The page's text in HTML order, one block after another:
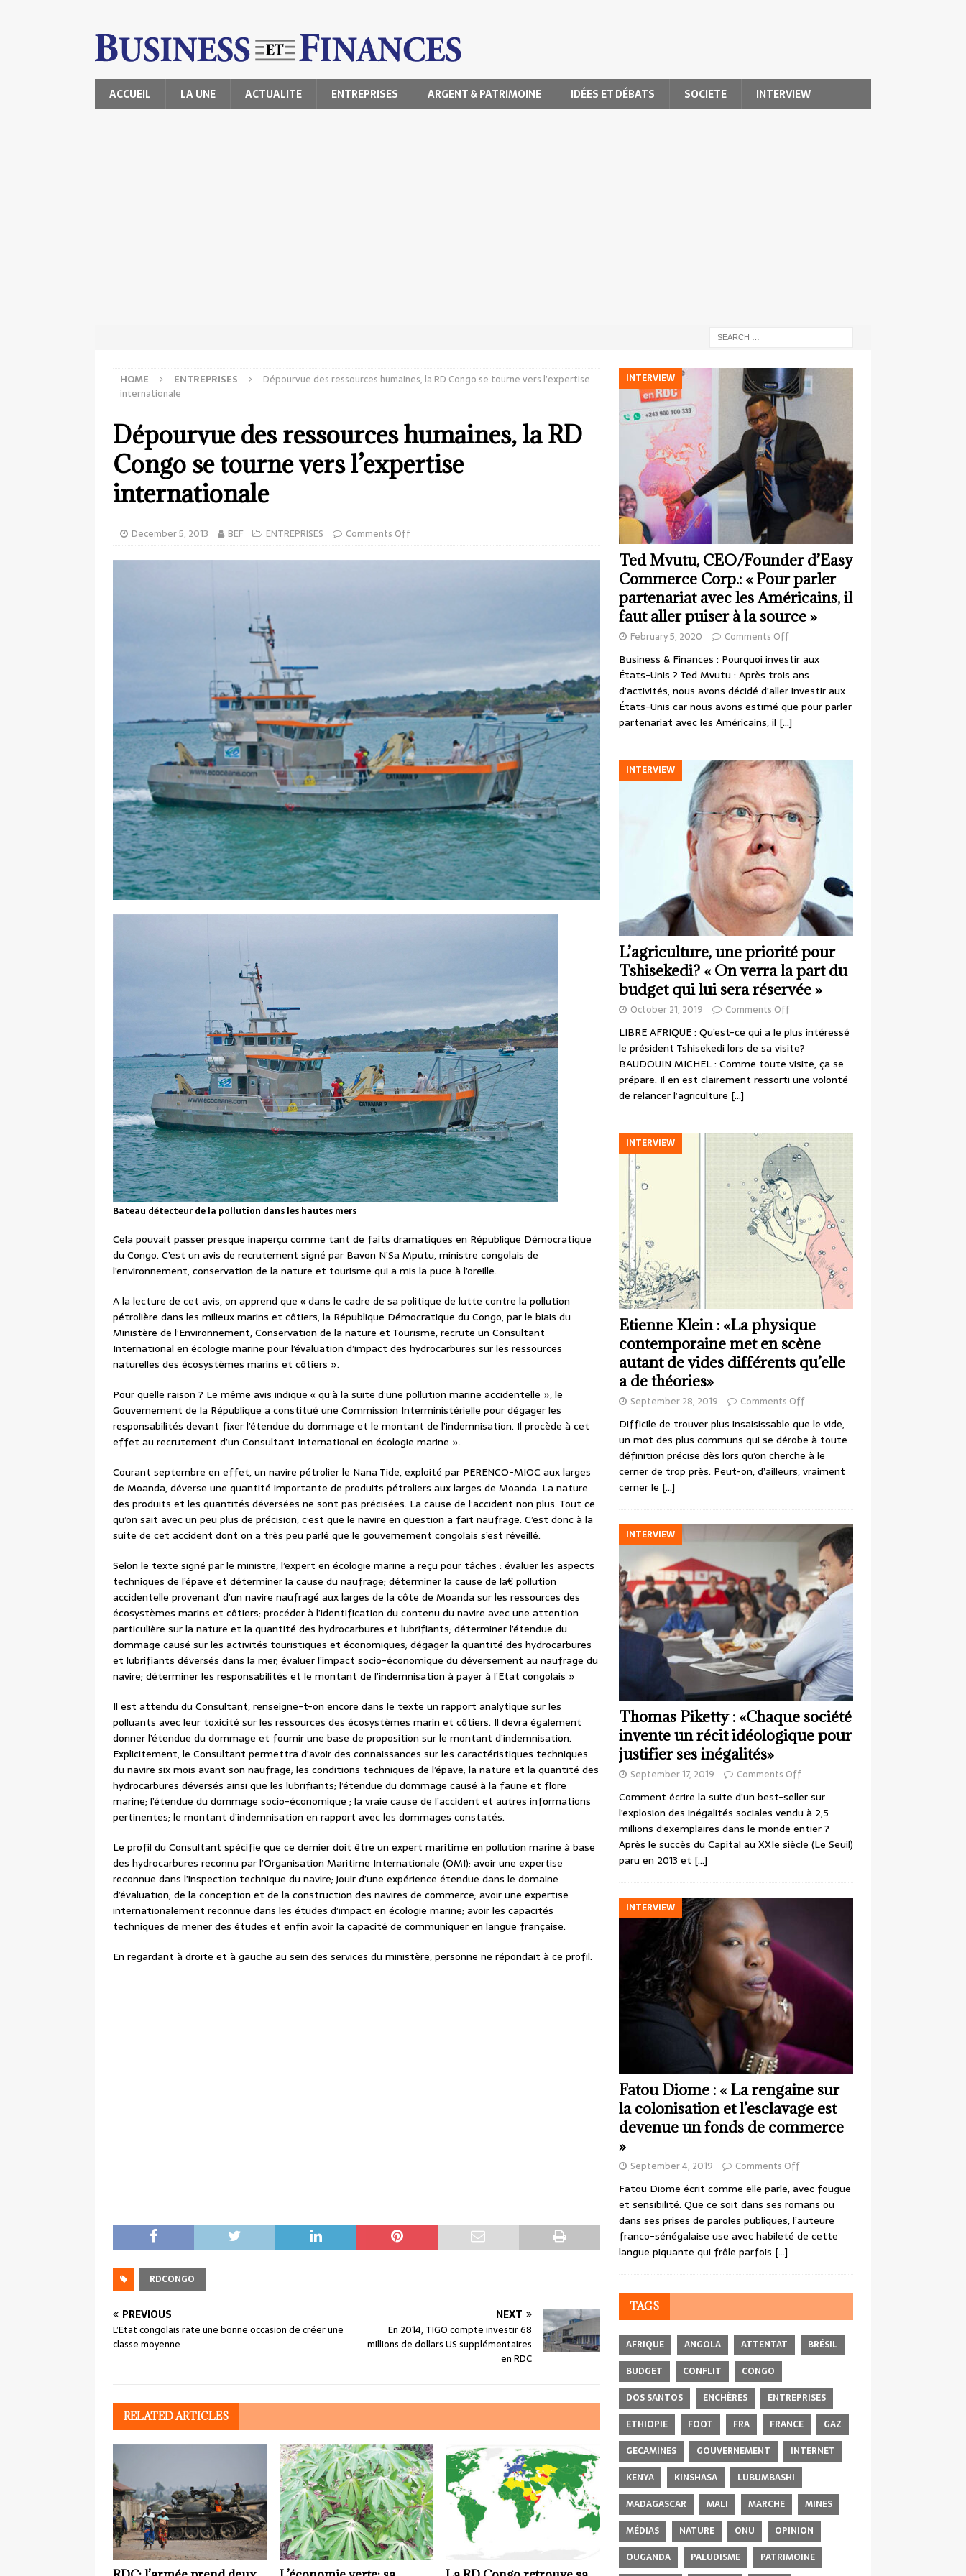
ACCUEIL LA UNE ACTUALITE ENTREPRISES ARGENT & PATRIMOINE IDÉES ET DÉBATS SOCIETE INTERVIEW
HOME ENTREPRISES
Dépourvue des ressources humaines, la RD Congo se tourne vers l’expertise
internationale
Dépourvue des ressources humaines, la RD
Congo se tourne vers l’expertise
internationale
December 5, 2013 BEF ENTREPRISES Comments Off
Bateau détecteur de la pollution dans les hautes mers
Cela pouvait passer presque inaperçu comme tant de faits dramatiques en République Démocratique
du Congo. C’est un avis de recrutement signé par Bavon N’Sa Mputu, ministre congolais de
l’environnement, conservation de la nature et tourisme qui a mis la puce à l’oreille.
A la lecture de cet avis, on apprend que « dans le cadre de sa politique de lutte contre la pollution
pétrolière dans les milieux marins et côtiers, la République Démocratique du Congo, par le biais du
Ministère de l’Environnement, Conservation de la nature et Tourisme, recrute un Consultant
International en écologie marine pour l’évaluation d’impact des hydrocarbures sur les ressources
naturelles des écosystèmes marins et côtiers ».
Pour quelle raison ? Le même avis indique « qu’à la suite d’une pollution marine accidentelle », le
Gouvernement de la République a constitué une Commission Interministérielle pour dégager les
responsabilités devant fixer l’étendue du dommage et le montant de l’indemnisation. Il procède à cet
effet au recrutement d’un Consultant International en écologie marine ».
Courant septembre en effet, un navire pétrolier le Nana Tide, exploité par PERENCO-MIOC aux larges
de Moanda, déverse une quantité importante de produits pétroliers aux larges de Moanda. La nature
des produits et les quantités déversées ne sont pas précisées. La cause de l’accident non plus. Tout ce
qu’on sait avec un peu plus de précision, c’est que le navire en question a fait naufrage. C’est donc à la
suite de cet accident dont on a très peu parlé que le gouvernement congolais s’est réveillé.
Selon le texte signé par le ministre, l’expert en écologie marine a reçu pour tâches : évaluer les aspects
techniques de l’épave et déterminer la cause du naufrage; déterminer la cause de la€ pollution
accidentelle provenant d’un navire naufragé aux larges de la côte de Moanda sur les ressources des
écosystèmes marins et côtiers; procéder à l’identification du contenu du navire avec une attention
particulière sur la nature et la quantité des hydrocarbures et lubrifiants; déterminer l’étendue du
dommage causé sur les activités touristiques et économiques; dégager la quantité des hydrocarbures
et lubrifiants déversés dans la mer; évaluer l’impact socio-économique du déversement au naufrage du
navire; déterminer les responsabilités et le montant de l’indemnisation à payer à l’Etat congolais »
Il est attendu du Consultant, renseigne-t-on encore dans le texte un rapport analytique sur les
polluants avec leur toxicité sur les ressources des écosystèmes marin et côtiers. Il devra également
donner l’étendue du dommage et fournir une base de proposition sur le montant d’indemnisation.
Explicitement, le Consultant permettra d’avoir des connaissances sur les caractéristiques techniques
du navire six mois avant son naufrage; les conditions techniques de l’épave; la nature et la quantité des
hydrocarbures déversés ainsi que les lubrifiants; l’étendue du dommage causé à la faune et flore
marine; l’étendue du dommage socio-économique ; la vraie cause de l’accident et autres informations
pertinentes; le montant d’indemnisation en rapport avec les dommages constatés.
Le profil du Consultant spécifie que ce dernier doit être un expert maritime en pollution marine à base
des hydrocarbures reconnu par l’Organisation Maritime Internationale (OMI); avoir une expertise
reconnue dans l’inspection technique du navire; jouir d’une expérience étendue dans le domaine
d’évaluation, de la conception et de la construction des navires de commerce; avoir une expertise
internationalement reconnue dans les études d’impact en écologie marine; avoir les capacités
techniques de mener des études et enfin avoir la capacité de communiquer en langue française.
En regardant à droite et à gauche au sein des services du ministère, personne ne répondait à ce profil.
RDCONGO
PREVIOUS
L’Etat congolais rate une bonne occasion de créer une
classe moyenne
NEXT
En 2014, TIGO compte investir 68
millions de dollars US supplémentaires
en RDC
RELATED ARTICLES
INTERVIEW
Ted Mvutu, CEO/Founder d’Easy
Commerce Corp.: « Pour parler
partenariat avec les Américains, il
faut aller puiser à la source »
February 5, 2020 Comments Off
Business & Finances : Pourquoi investir aux
États-Unis ? Ted Mvutu : Après trois ans
d’activités, nous avons décidé d’aller investir aux
États-Unis car nous avons estimé que pour parler
partenariat avec les Américains, il […]
INTERVIEW
L’agriculture, une priorité pour
Tshisekedi? « On verra la part du
budget qui lui sera réservée »
October 21, 2019 Comments Off
LIBRE AFRIQUE : Qu’est-ce qui a le plus intéressé
le président Tshisekedi lors de sa visite?
BAUDOUIN MICHEL : Comme toute visite, ça se
prépare. Il en est clairement ressorti une volonté
de relancer l’agriculture […]
INTERVIEW
Etienne Klein : «La physique
contemporaine met en scène
autant de vides différents qu’elle
a de théories»
September 28, 2019 Comments Off
Difficile de trouver plus insaisissable que le vide,
un mot des plus communs qui se dérobe à toute
définition précise dès lors qu’on cherche à le
cerner de trop près. Peut-on, d’ailleurs, vraiment
cerner le […]
INTERVIEW
Thomas Piketty : «Chaque société
invente un récit idéologique pour
justifier ses inégalités»
September 17, 2019 Comments Off
Comment écrire la suite d’un best-seller sur
l’explosion des inégalités sociales vendu à 2,5
millions d’exemplaires dans le monde entier ?
Après le succès du Capital au XXIe siècle (Le Seuil)
paru en 2013 et […]
INTERVIEW
Fatou Diome : « La rengaine sur
la colonisation et l’esclavage est
devenue un fonds de commerce
»
September 4, 2019 Comments Off
Fatou Diome écrit comme elle parle, avec fougue
et sensibilité. Que ce soit dans ses romans ou
dans ses prises de paroles publiques, l’auteure
franco-sénégalaise use avec habileté de cette
langue piquante qui frôle parfois […]
TAGS
AFRIQUE ANGOLA ATTENTAT
BRÉSIL
BUDGET
CONFLIT
CONGO
DOS SANTOS
ENCHÈRES
ENTREPRISES
ETHIOPIE
FOOT FRA FRANCE
GAZ
GECAMINES
GOUVERNEMENT
INTERNET
KENYA
KINSHASA
LUBUMBASHI
MADAGASCAR
MALI MARCHE
MINES
MÉDIAS
NATURE ONU
OPINION
OUGANDA
PALUDISME PATRIMOINE